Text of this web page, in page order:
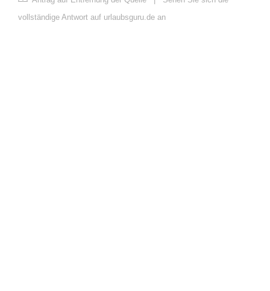
vollständige Antwort auf urlaubsguru.de an